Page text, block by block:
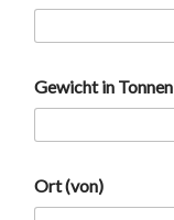
Gewicht in Tonnen
Ort (von)